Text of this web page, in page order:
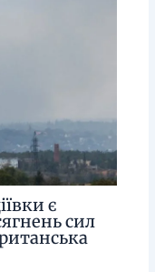
є
сил